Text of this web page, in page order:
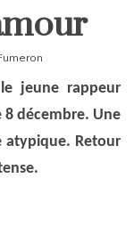
jeune rappeur
décembre. Une
atypique. Retour